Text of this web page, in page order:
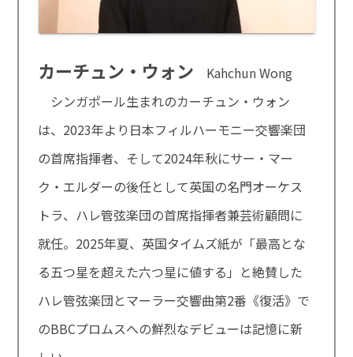
カーチュン・ウォン
Kahchun Wong
シンガポール生まれのカーチュン・ウォン
は、2023年より日本フィルハーモニー交響楽団
の首席指揮者、そして2024年秋にサー・マー
ク・エルダーの後任として英国の名門オーケス
トラ、ハレ管弦楽団の首席指揮者兼芸術顧問に
就任。2025年夏、英国タイムズ紙が「最高とな
る五つ星を超えた六つ星に値する」と絶賛した
ハレ管弦楽団とマーラー交響曲第2番《復活》で
のBBCプロムスへの鮮烈なデビューは記憶に新